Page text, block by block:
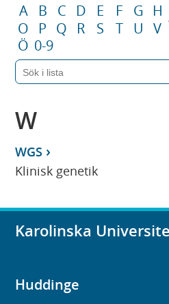
A B C D E F G H
O
P Q R S T U V
Ö 0-9
W
WGS
Klinisk genetik
Karolinska
Huddinge